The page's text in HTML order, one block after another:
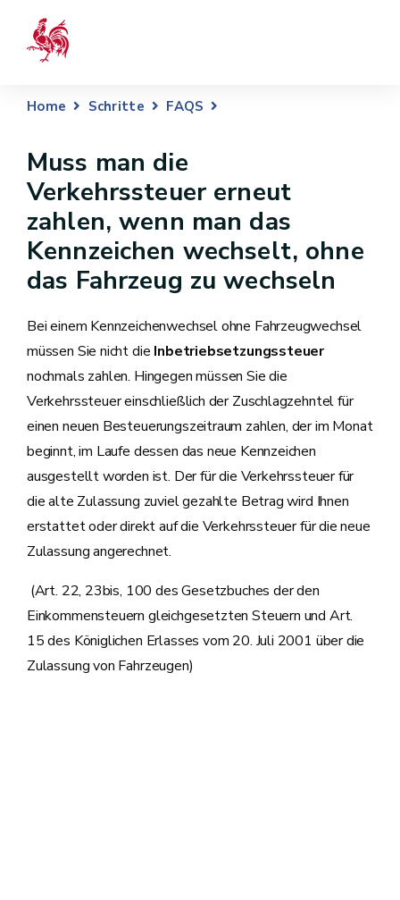
Home Schritte FAQS
Muss man die
Verkehrssteuer erneut
zahlen, wenn man das
Kennzeichen wechselt, ohne
das Fahrzeug zu wechseln
Bei einem Kennzeichenwechsel ohne Fahrzeugwechsel
müssen Sie nicht die Inbetriebsetzungssteuer
nochmals zahlen. Hingegen müssen Sie die
Verkehrssteuer einschließlich der Zuschlagzehntel für
einen neuen Besteuerungszeitraum zahlen, der im Monat
beginnt, im Laufe dessen das neue Kennzeichen
ausgestellt worden ist. Der für die Verkehrssteuer für
die alte Zulassung zuviel gezahlte Betrag wird Ihnen
erstattet oder direkt auf die Verkehrssteuer für die neue
Zulassung angerechnet.
(Art. 22, 23bis, 100 des Gesetzbuches der den
Einkommensteuern gleichgesetzten Steuern und Art.
15 des Königlichen Erlasses vom 20. Juli 2001 über die
Zulassung von Fahrzeugen)